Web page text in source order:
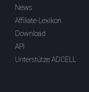
News
Affiliate-Lexikon
Download
API
Unterstütze ADCELL